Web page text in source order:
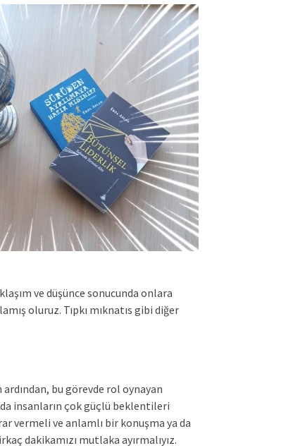
ve düşünce sonucunda onlara
oluruz. Tıpkı mıknatıs gibi diğer
bu görevde rol oynayan
insanların çok güçlü beklentileri
vermeli ve anlamlı bir konuşma ya da
dakikamızı mutlaka ayırmalıyız.